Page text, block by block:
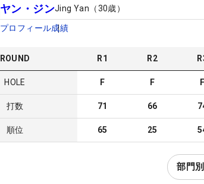
ヤン・ジンJing Yan （30歳）
プロフィール成績
ROUND R1 R2 R
HOLE F F F
打数 71 66
順位 65 25
部門